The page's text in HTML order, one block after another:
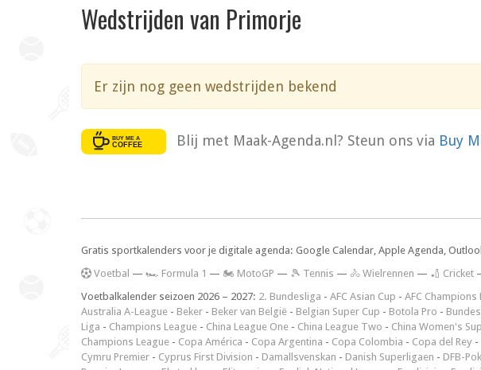
Wedstrijden van Primorje
Er zijn nog geen wedstrijden bekend
Blij met Maak-Agenda.nl? Steun ons via Buy
Gratis sportkalenders voor je digitale agenda: Google Calendar, Apple Agenda,
Voetbal — 🏎️ Formula 1 — 🏍 MotoGP — 🎾 Tennis — 🚴 Wielrennen — 🏏 Cricket
Voetbalkalender seizoen 2026 – 2027: 2. Bundesliga - AFC Asian Cup - AFC Champions
Australia A-League - Beker - Beker van België - Belgian Super Cup - Botola Pro -
Liga - Champions League - China League One - China League Two - China Women's
Champions League - Copa América - Copa Argentina - Copa Colombia - Copa del Rey -
Cymru Premier - Cyprus First Division - Damallsvenskan - Danish Superligaen - DFB-